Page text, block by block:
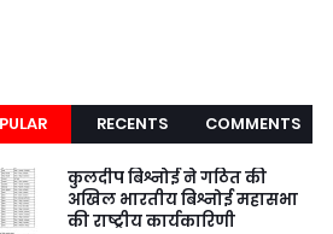
RECENTS COMMENTS
कुलदीप बिश्नोई ने गठित की
अखिल भारतीय बिश्नोई महासभा
की राष्ट्रीय कार्यकारिणी